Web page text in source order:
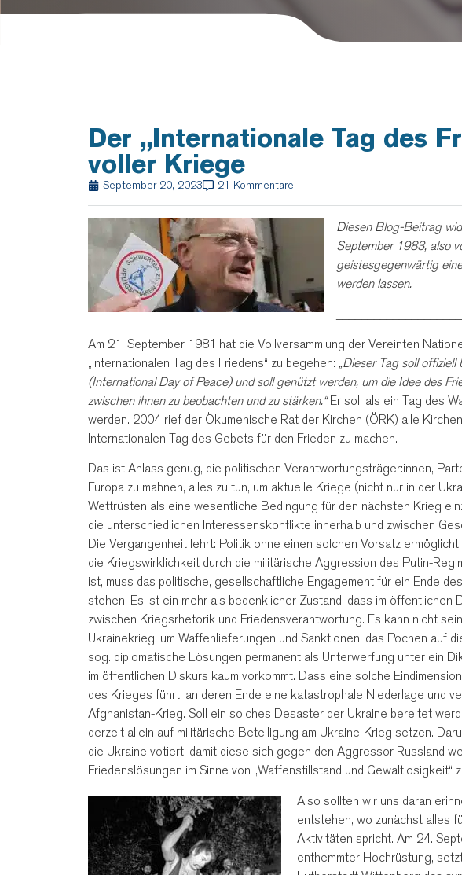
Der „Internationale Tag des
voller Kriege
September 20, 2023 21 Kommentare
Diesen Blog-Beitrag
September 1983, also
geistesgegenwärtig
werden lassen.
Am 21. September 1981 hat die Vollversammlung der Vereinten
„Internationalen Tag des Friedens“ zu begehen: „Dieser Tag soll
(International Day of Peace) und soll genützt werden, um die Idee des
zwischen ihnen zu beobachten und zu stärken.“Er soll als ein Tag des
werden. 2004 rief der Ökumenische Rat der Kirchen (ÖRK) alle
Internationalen Tag des Gebets für den Frieden zu machen.
Das ist Anlass genug, die politischen Verantwortungsträger:innen,
Europa zu mahnen, alles zu tun, um aktuelle Kriege (nicht nur in der
Wettrüsten als eine wesentliche Bedingung für den nächsten Krieg
die unterschiedlichen Interessenskonflikte innerhalb und zwischen
Die Vergangenheit lehrt: Politik ohne einen solchen Vorsatz
die Kriegswirklichkeit durch die militärische Aggression des Putin-
ist, muss das politische, gesellschaftliche Engagement für ein Ende
stehen. Es ist ein mehr als bedenklicher Zustand, dass im
zwischen Kriegsrhetorik und Friedensverantwortung. Es kann nicht
Ukrainekrieg, um Waffenlieferungen und Sanktionen, das Pochen auf
sog. diplomatische Lösungen permanent als Unterwerfung unter ein
im öffentlichen Diskurs kaum vorkommt. Dass eine solche
des Krieges führt, an deren Ende eine katastrophale Niederlage und
Afghanistan-Krieg. Soll ein solches Desaster der Ukraine bereitet
derzeit allein auf militärische Beteiligung am Ukraine-Krieg setzen.
die Ukraine votiert, damit diese sich gegen den Aggressor Russland
Friedenslösungen im Sinne von „Waffenstillstand und Gewaltlosigkeit“
Also sollten wir uns daran
entstehen, wo zunächst alles
Aktivitäten spricht. Am 24.
enthemmter Hochrüstung,